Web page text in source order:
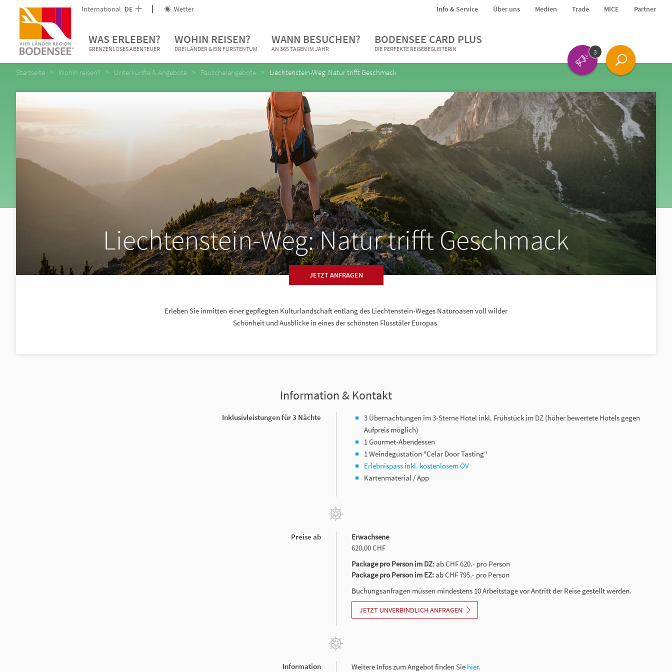
International DE Wetter Info & Service Über uns Medien Trade MICE Partner
WAS ERLEBEN?
GRENZENLOSES ABENTEUER
WOHIN REISEN?
DREI LÄNDER & EIN FÜRSTENTUM
WANN BESUCHEN?
AN 365 TAGEN IM JAHR
BODENSEE CARD PLUS
DIE PERFEKTE REISEBEGLEITERIN 3
Startseite Wohin reisen? Unterkünfte & Angebote Pauschalangebote Liechtenstein-Weg: Natur trifft Geschmack
Liechtenstein-Weg: Natur trifft Geschmack
JETZT ANFRAGEN
Erleben Sie inmitten einer gepflegten Kulturlandschaft entlang des Liechtenstein-Weges Naturoasen voll wilder
Schönheit und Ausblicke in eines der schönsten Flusstäler Europas.
Information & Kontakt
Inklusivleistungen für 3 Nächte
3 Übernachtungen im 3-Sterne Hotel inkl. Frühstück im DZ (höher bewertete Hotels gegen
Aufpreis möglich)
1 Gourmet-Abendessen
1 Weindegustation "Celar Door Tasting"
Erlebnispass inkl. kostenlosem ÖV
Kartenmaterial / App
Preise ab
Erwachsene
620,00 CHF
Package pro Person im DZ: ab CHF 620.- pro Person
Package pro Person im EZ: ab CHF 795.- pro Person
Buchungsanfragen müssen mindestens 10 Arbeitstage vor Antritt der Reise gestellt werden.
JETZT UNVERBINDLICH ANFRAGEN
Information Weitere Infos zum Angebot finden Sie hier.